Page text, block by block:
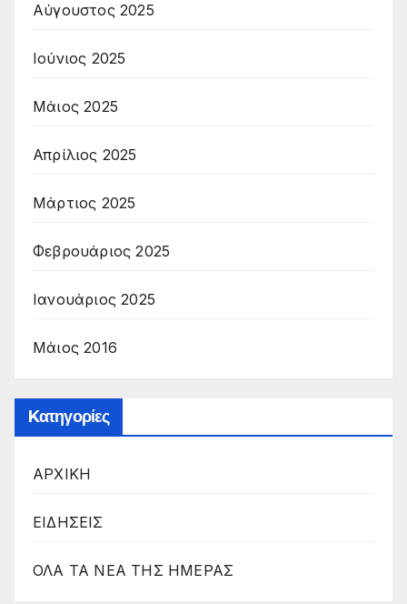
Αύγουστος 2025
Ιούνιος 2025
Μάιος 2025
Απρίλιος 2025
Μάρτιος 2025
Φεβρουάριος 2025
Ιανουάριος 2025
Μάιος 2016
Kατηγορίες
ΑΡΧΙΚΗ
ΕΙΔΗΣΕΙΣ
ΟΛΑ ΤΑ ΝΕΑ ΤΗΣ ΗΜΕΡΑΣ